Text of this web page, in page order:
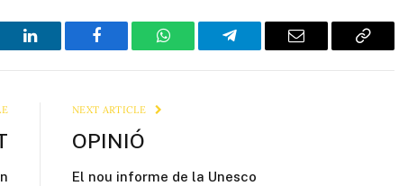
LinkedIn Facebook WhatsAppTelegram Email
Copy
NEXT ARTICLE
OPINIÓ
El nou informe de la Unesco